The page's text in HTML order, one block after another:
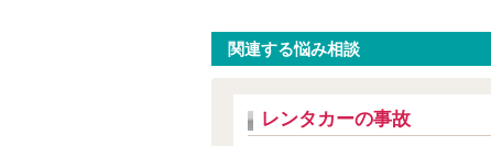
関連する悩み相談
レンタカーの事故